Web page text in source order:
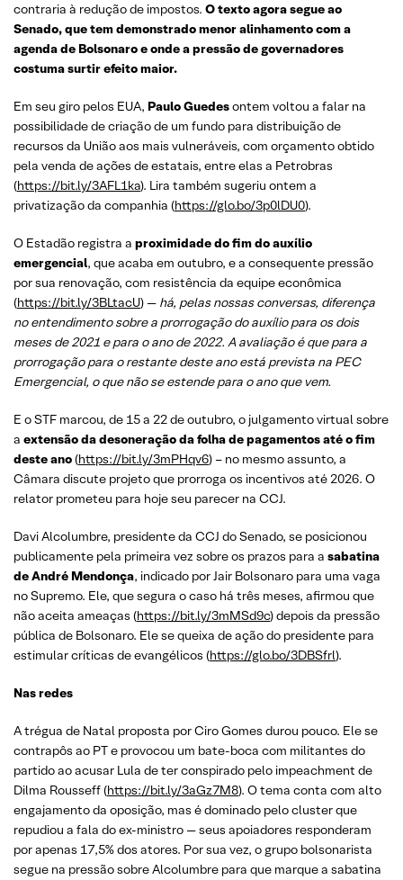
contraria à redução de impostos. O texto agora segue ao
Senado, que tem demonstrado menor alinhamento com a
agenda de Bolsonaro e onde a pressão de governadores
costuma surtir efeito maior.
Em seu giro pelos EUA, Paulo Guedesontem voltou a falar na
possibilidade de criação de um fundo para distribuição de
recursos da União aos mais vulneráveis, com orçamento obtido
pela venda de ações de estatais, entre elas a Petrobras
(https://bit.ly/3AFL1ka). Lira também sugeriu ontem a
privatização da companhia (https://glo.bo/3p0lDU0).
O Estadão registra a proximidade do fim do auxílio
emergencial, que acaba em outubro, e a consequente pressão
por sua renovação, com resistência da equipe econômica
(https://bit.ly/3BLtacU) — há, pelas nossas conversas, diferença
no entendimento sobre a prorrogação do auxílio para os dois
meses de 2021 e para o ano de 2022. A avaliação é que para a
prorrogação para o restante deste ano está prevista na PEC
Emergencial, o que não se estende para o ano que vem.
E o STF marcou, de 15 a 22 de outubro, o julgamento virtual sobre
a extensão da desoneração da folha de pagamentos até o fim
deste ano(https://bit.ly/3mPHqv6) – no mesmo assunto, a
Câmara discute projeto que prorroga os incentivos até 2026. O
relator prometeu para hoje seu parecer na CCJ.
Davi Alcolumbre, presidente da CCJ do Senado, se posicionou
publicamente pela primeira vez sobre os prazos para a sabatina
de André Mendonça, indicado por Jair Bolsonaro para uma vaga
no Supremo. Ele, que segura o caso há três meses, afirmou que
não aceita ameaças (https://bit.ly/3mMSd9c) depois da pressão
pública de Bolsonaro. Ele se queixa de ação do presidente para
estimular críticas de evangélicos (https://glo.bo/3DBSfrl).
Nas redes
A trégua de Natal proposta por Ciro Gomes durou pouco. Ele se
contrapôs ao PT e provocou um bate-boca com militantes do
partido ao acusar Lula de ter conspirado pelo impeachment de
Dilma Rousseff (https://bit.ly/3aGz7M8). O tema conta com alto
engajamento da oposição, mas é dominado pelo cluster que
repudiou a fala do ex-ministro — seus apoiadores responderam
por apenas 17,5% dos atores. Por sua vez, o grupo bolsonarista
segue na pressão sobre Alcolumbre para que marque a sabatina